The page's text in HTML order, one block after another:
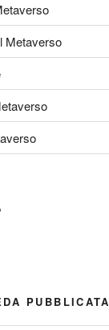
Metaverso
PUBBLICATA